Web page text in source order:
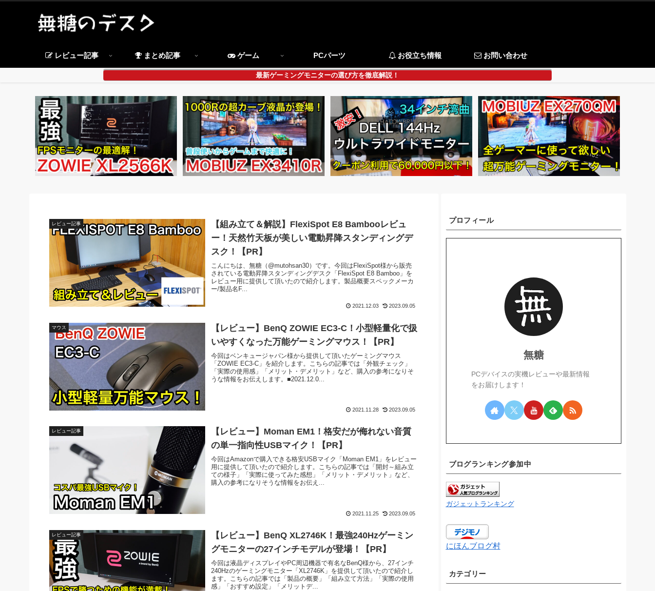
レビュー記事 まとめ記事 ゲーム PCパーツ お役立ち情報 お問い合わせ
最新ゲーミングモニターの選び方を徹底解説！
レビュー記事
【組み立て＆解説】FlexiSpot E8 Bambooレビュ
ー！天然竹天板が美しい電動昇降スタンディングデ
スク！【PR】
こんにちは、無糖（@mutohsan30）です。今回はFlexiSpot様から販売
されている電動昇降スタンディングデスク「FlexiSpot E8 Bamboo」を
レビュー用に提供して頂いたので紹介します。製品概要スペックメーカ
ー/製品名F...
2021.12.03 2023.09.05
マウス
【レビュー】BenQ ZOWIE EC3-C！小型軽量化で扱
いやすくなった万能ゲーミングマウス！【PR】
今回はベンキュージャパン様から提供して頂いたゲーミングマウス
「ZOWIE EC3-C」を紹介します。こちらの記事では「外観チェック」
「実際の使用感」「メリット・デメリット」など、購入の参考になりそ
うな情報をお伝えします。■2021.12.0...
2021.11.28 2023.09.05
レビュー記事
【レビュー】Moman EM1！格安だが侮れない音質
の単一指向性USBマイク！【PR】
今回はAmazonで購入できる格安USBマイク「Moman EM1」をレビュー
用に提供して頂いたので紹介します。こちらの記事では「開封～組み立
ての様子」「実際に使ってみた感想」「メリット・デメリット」など、
購入の参考になりそうな情報をお伝え...
2021.11.25 2023.09.05
レビュー記事
【レビュー】BenQ XL2746K！最強240Hzゲーミン
グモニターの27インチモデルが登場！【PR】
今回は液晶ディスプレイやPC周辺機器で有名なBenQ様から、27インチ
240Hzのゲーミングモニター「XL2746K」を提供して頂いたので紹介し
ます。こちらの記事では「製品の概要」「組み立て方法」「実際の使用
感」「おすすめ設定」「メリットデ...
プロフィール
無糖
PCデバイスの実機レビューや最新情報
をお届けします！
ブログランキング参加中
ガジェットランキング
にほんブログ村
カテゴリー